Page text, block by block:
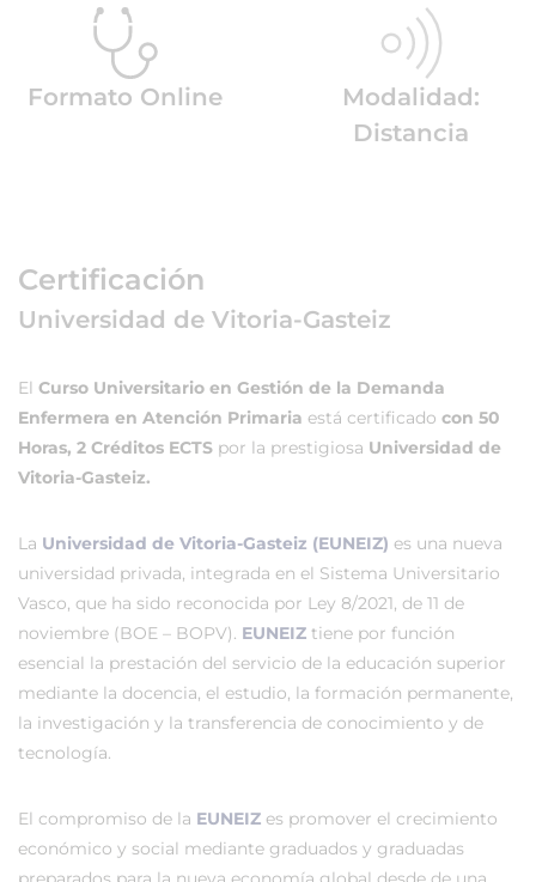
Formato Online
Modalidad:
Distancia
Certificación
Universidad de Vitoria-Gasteiz
El Curso Universitario en Gestión de la Demanda
Enfermera en Atención Primaria está certificado con 50
Horas, 2 Créditos ECTS por la prestigiosa Universidad de
Vitoria-Gasteiz.
La Universidad de Vitoria-Gasteiz (EUNEIZ) es una nueva
universidad privada, integrada en el Sistema Universitario
Vasco, que ha sido reconocida por Ley 8/2021, de 11 de
noviembre (BOE – BOPV). EUNEIZ tiene por función
esencial la prestación del servicio de la educación superior
mediante la docencia, el estudio, la formación permanente,
la investigación y la transferencia de conocimiento y de
tecnología.
El compromiso de la EUNEIZ es promover el crecimiento
económico y social mediante graduados y graduadas